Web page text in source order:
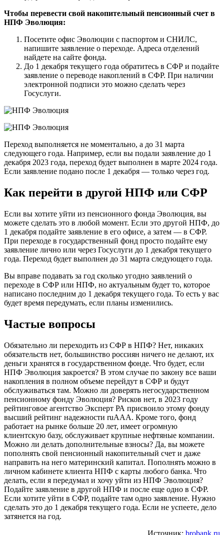
Чтобы перевести свой накопительный пенсионный счет в
НПФ Эволюция:
Посетите офис Эволюции с паспортом и СНИЛС,
напишите заявление о переходе. Адреса отделений
найдете на сайте фонда.
До 1 декабря текущего года обратитесь в СФР и подайте
заявление о переводе накоплений в СФР. При наличии
электронной подписи это можно сделать через
Госуслуги.
Переход выполняется не моментально, а до 31 марта
следующего года. Например, если вы подали заявление до 1
декабря 2023 года, переход будет выполнен в марте 2024 года.
Если заявление подано после 1 декабря — только через год.
Как перейти в другой НПФ или СФР
Если вы хотите уйти из пенсионного фонда Эволюция, вы
можете сделать это в любой момент. Если это другой НПФ, до
1 декабря подайте заявление в его офисе, а затем — в СФР.
При переходе в государственный фонд просто подайте ему
заявление лично или через Госуслуги до 1 декабря текущего
года. Переход будет выполнен до 31 марта следующего года.
Вы вправе подавать за год сколько угодно заявлений о
переходе в СФР или НПФ, но актуальным будет то, которое
написано последним до 1 декабря текущего года. То есть у вас
будет время передумать, если планы изменились.
Частые вопросы
Обязательно ли переходить из СФР в НПФ? Нет, никаких
обязательств нет, большинство россиян ничего не делают, их
деньги хранятся в государственном фонде. Что будет, если
НПФ Эволюция закроется? В этом случае по закону все ваши
накопления в полном объеме перейдут в СФР и будут
обслуживаться там. Можно ли доверять негосударственном
пенсионному фонду Эволюция? Рисков нет, в 2023 году
рейтинговое агентство Эксперт РА присвоило этому фонду
высший рейтинг надежности ruAАА. Кроме того, фонд
работает на рынке больше 20 лет, имеет огромную
клиентскую базу, обслуживает крупные нефтяные компании.
Можно ли делать дополнительные взносы? Да, вы можете
пополнять свой пенсионный накопительный счет и даже
направить на него материнский капитал. Пополнять можно в
личном кабинете клиента НПФ с карты любого банка. Что
делать, если я передумал и хочу уйти из НПФ Эволюция?
Подайте заявление в другой НПФ и после еще одно в СФР.
Если хотите уйти в СФР, подайте там одно заявление. Нужно
сделать это до 1 декабря текущего года. Если не успеете, дело
затянется на год.
Источник: brobank.ru